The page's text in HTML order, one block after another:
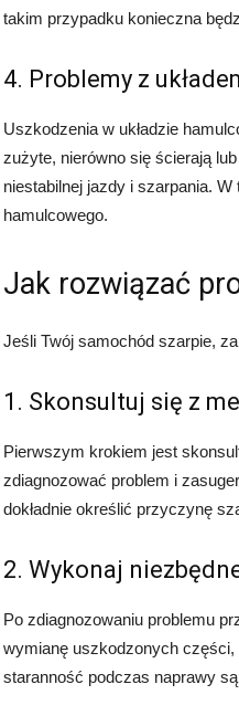
takim przypadku konieczna
4. Problemy z
Uszkodzenia w układzie
zużyte, nierówno się ścierają
niestabilnej jazdy i szarpania.
hamulcowego.
Jak rozwiązać
Jeśli Twój samochód szarpie,
1. Skonsultuj się z
Pierwszym krokiem jest
zdiagnozować problem i
dokładnie określić przyczynę
2. Wykonaj
Po zdiagnozowaniu problemu
wymianę uszkodzonych części,
staranność podczas naprawy